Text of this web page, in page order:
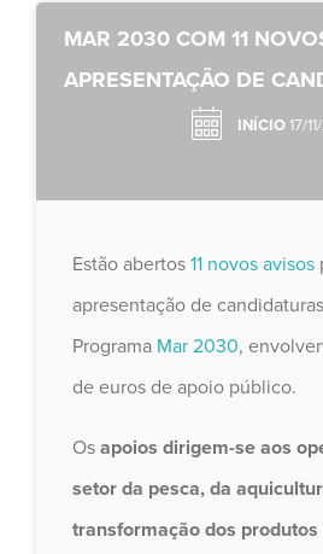
MAR 2030 COM 11
APRESENTAÇÃO DE
INÍCIO 17/
Estão abertos 11 novos avisos
apresentação de
Programa Mar 2030,
de euros de apoio público.
Os apoios dirigem-se aos
setor da pesca, da
transformação dos produtos